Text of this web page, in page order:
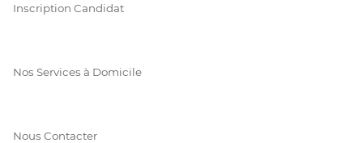
Inscription Candidat
Nos Services à Domicile
Nous Contacter